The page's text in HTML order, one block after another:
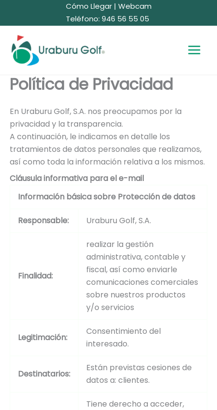
Cómo Llegar| Webcam
Teléfono: 946 56 55 05
Política de Privacidad
En Uraburu Golf, S.A. nos preocupamos por la
privacidad y la transparencia.
A continuación, le indicamos en detalle los
tratamientos de datos personales que realizamos,
así como toda la información relativa a los mismos.
Cláusula informativa para el e-mail
Información básica sobre Protección de datos
Responsable: Uraburu Golf, S.A.
Finalidad:
realizar la gestión
administrativa, contable y
fiscal, así como enviarle
comunicaciones comerciales
sobre nuestros productos
y/o servicios
Legitimación:
Consentimiento del
interesado.
Destinatarios:
Están previstas cesiones de
datos a: clientes.
Tiene derecho a acceder,